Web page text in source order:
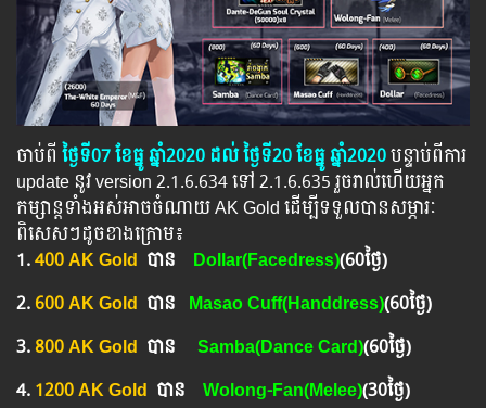
ចាប់ពី ថ្ងៃទី07 ខែធ្នូ ឆ្នាំ2020 ដល់ ថ្ងៃទី20 ខែធ្នូ ឆ្នាំ2020បន្ទាប់​​ពី​​ការ
​update ​នូវ ​version 2.1.6.634 ​ទៅ​ 2.1.6.635​ រួចរាល់ហើយអ្នក
កម្សាន្ដទាំងអស់អាចចំណាយ AK Gold ដើម្បីទទួលបានសម្ភារៈ
ពិសេសៗដូចខាងក្រោម៖
1.400 AK Gold បាន Dollar(Facedress)(60ថ្ងៃ)
2.600 AK Gold បាន ​Masao Cuff(Handdress)(60ថ្ងៃ)
3.800 AK Gold បាន ​ Samba(Dance Card)(60ថ្ងៃ)
4.1200 AK Gold បាន Wolong-Fan(Melee)(30ថ្ងៃ)